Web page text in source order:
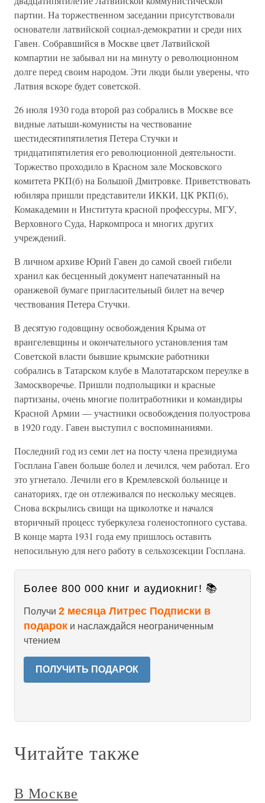
партии. На торжественном заседании присутствовали
основатели латвийской социал-демократии и среди них
Гавен. Собравшийся в Москве цвет Латвийской
компартии не забывал ни на минуту о революционном
долге перед своим народом. Эти люди были уверены, что
Латвия вскоре будет советской.
26 июля 1930 года второй раз собрались в Москве все
видные латыши-комунисты на чествование
шестидесятипятилетия Петера Стучки и
тридцатипятилетия его революционной деятельности.
Торжество проходило в Красном зале Московского
комитета РКП(б) на Большой Дмитровке. Приветствовать
юбиляра пришли представители ИККИ, ЦК РКП(б),
Комакадемии н Института красной профессуры, МГУ,
Верховного Суда, Наркомпроса и многих других
учреждений.
В личном архиве Юрий Гавен до самой своей гибели
хранил как бесценный документ напечатанный на
оранжевой бумаге пригласительный билет на вечер
чествования Петера Стучки.
В десятую годовщину освобождения Крыма от
врангелевщины и окончательного установления там
Советской власти бывшие крымские работники
собрались в Татарском клубе в Малотатарском переулке в
Замоскворечье. Пришли подпольщики и красные
партизаны, очень многие политработники и командиры
Красной Армии — участники освобождения полуострова
в 1920 году. Гавен выступил с воспоминаниями.
Последний год из семи лет на посту члена президиума
Госплана Гавен больше болел и лечился, чем работал. Его
это угнетало. Лечили его в Кремлевской больнице и
санаториях, где он отлеживался по нескольку месяцев.
Снова вскрылись свищи на щиколотке и начался
вторичный процесс туберкулеза голеностопного сустава.
В конце марта 1931 года ему пришлось оставить
непосильную для него работу в сельхозсекции Госплана.
Более 800 000 книг и аудиокниг! 📚
Получи 2 месяца Литрес Подписки в
подарок и наслаждайся неограниченным
чтением
ПОЛУЧИТЬ ПОДАРОК
Читайте также
В Москве